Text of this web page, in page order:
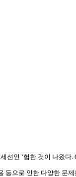
션인 ‘험한 것이 나왔다
등으로 인한 다양한 문